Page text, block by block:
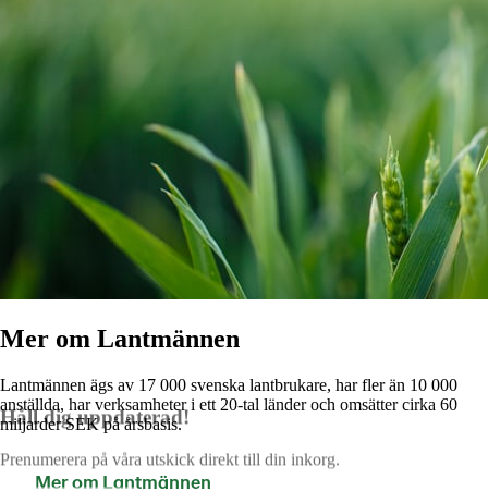
Mer om Lantmännen
Lantmännen ägs av 17 000 svenska lantbrukare, har fler än 10 000
anställda, har verksamheter i ett 20-tal länder och omsätter cirka 60
miljarder SEK på årsbasis.
Mer om Lantmännen
Håll dig uppdaterad!
Prenumerera på våra utskick direkt till din inkorg.